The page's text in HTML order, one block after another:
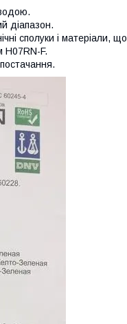
діапазон.
сполуки і матеріали, що
H07RN-F.